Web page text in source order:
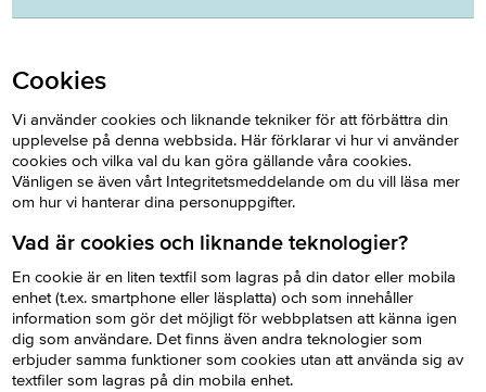
Cookies
Vi använder cookies och liknande tekniker för att förbättra din
upplevelse på denna webbsida. Här förklarar vi hur vi använder
cookies och vilka val du kan göra gällande våra cookies.
Vänligen se även vårt Integritetsmeddelande om du vill läsa mer
om hur vi hanterar dina personuppgifter.
Vad är cookies och liknande teknologier?
En cookie är en liten textfil som lagras på din dator eller mobila
enhet (t.ex. smartphone eller läsplatta) och som innehåller
information som gör det möjligt för webbplatsen att känna igen
dig som användare. Det finns även andra teknologier som
erbjuder samma funktioner som cookies utan att använda sig av
textfiler som lagras på din mobila enhet.